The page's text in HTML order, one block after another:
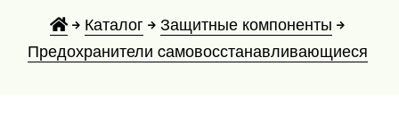
Каталог
Защитные компоненты
Предохранители cамовосстанавливающиеся